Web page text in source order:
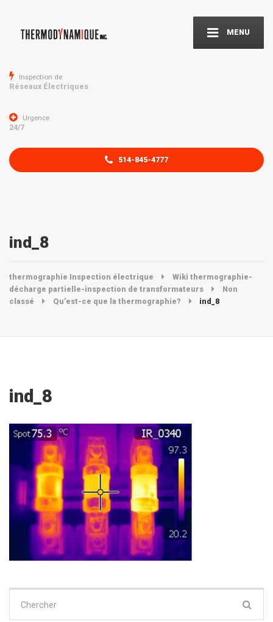
MENU
Inspection de
Réseaux Électriques
Urgence
24/7
514-845-4777
ind_8
thermographie Inspection électrique
Wiki thermographie-
décharge partielle-inspection de transformateurs
Non
classé
Qu’est-ce que la thermographie? ind_8
ind_8